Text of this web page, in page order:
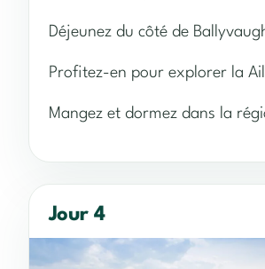
Déjeunez du côté de
Profitez-en pour explorer la
Mangez et dormez dans la
Jour 4